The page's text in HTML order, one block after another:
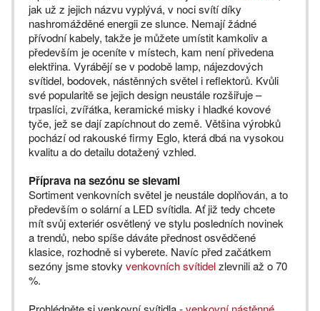
jak už z jejich názvu vyplývá, v noci svítí díky
nashromážděné energii ze slunce. Nemají žádné
přívodní kabely, takže je můžete umístit kamkoliv a
především je oceníte v místech, kam není přivedena
elektřina. Vyrábějí se v podobě lamp, nájezdových
svítidel, bodovek, nástěnných světel i reflektorů. Kvůli
své popularitě se jejich design neustále rozšiřuje –
trpaslíci, zvířátka, keramické misky i hladké kovové
tyče, jež se dají zapíchnout do země. Většina výrobků
pochází od rakouské firmy Eglo, která dbá na vysokou
kvalitu a do detailu dotažený vzhled.
Příprava na sezónu se slevami
Sortiment venkovních světel je neustále doplňován, a to
především o solární a LED svítidla. Ať již tedy chcete
mít svůj exteriér osvětlený ve stylu posledních novinek
a trendů, nebo spíše dáváte přednost osvědčené
klasice, rozhodně si vyberete. Navíc před začátkem
sezóny jsme stovky venkovních svítidelzlevnili až o 70
%.